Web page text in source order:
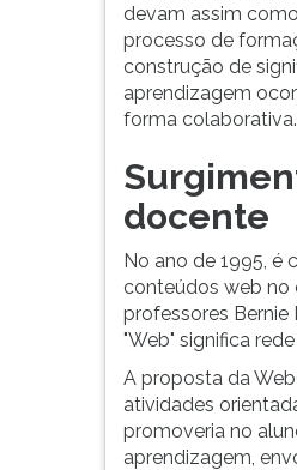
devam assim
processo de
construção de
aprendizagem
forma colaborativa.
docente
No ano de 1995, é
conteúdos web no
professores Bernie
"Web" significa
A proposta da
atividades
promoveria no
aprendizagem,